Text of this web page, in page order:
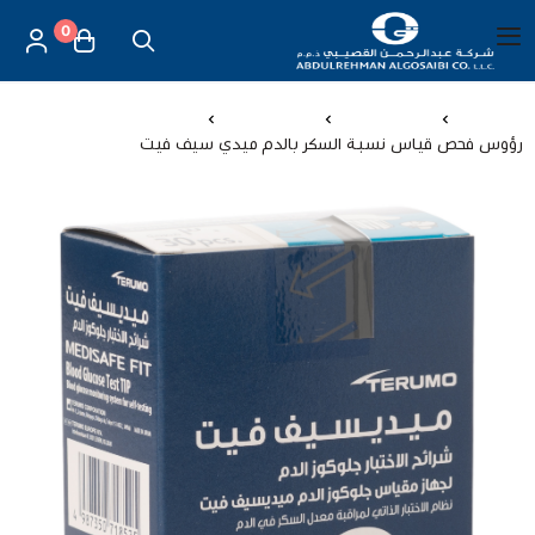
شركة عبد الرحمن القصيبي للتجارة العامة
0 العربية
الموازين
أجهزة قياس الحرارة
أجهزة إستنشاق البخار
رؤوس فحص قياس نسبة السكر بالدم ميدي سيف فيت